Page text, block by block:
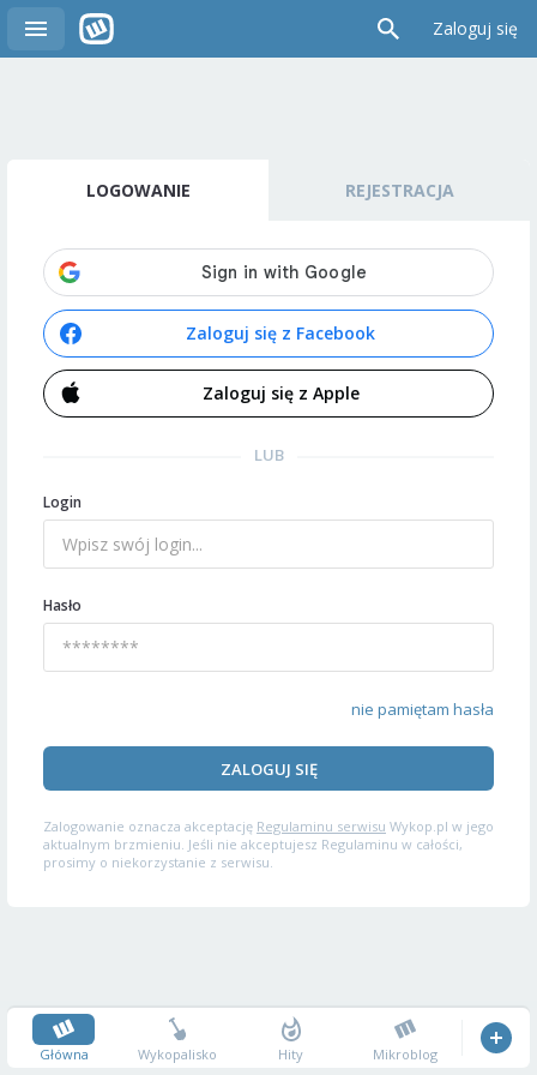
Zaloguj się
LOGOWANIE REJESTRACJA
Zaloguj się z Facebook
Zaloguj się z Apple
LUB
Login
Hasło
nie pamiętam hasła
ZALOGUJ SIĘ
Zalogowanie oznacza akceptację Regulaminu serwisu Wykop.pl w jego
aktualnym brzmieniu. Jeśli nie akceptujesz Regulaminu w całości,
prosimy o niekorzystanie z serwisu.
Główna Wykopalisko Hity Mikroblog